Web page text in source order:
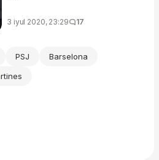
3 iyul 2020, 23:29 17
PSJ
Barselona